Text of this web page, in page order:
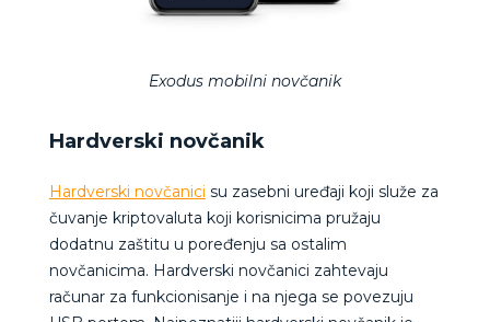
Exodus mobilni novčanik
Hardverski novčanik
Hardverski novčanici su zasebni uređaji koji služe za
čuvanje kriptovaluta koji korisnicima pružaju
dodatnu zaštitu u poređenju sa ostalim
novčanicima. Hardverski novčanici zahtevaju
računar za funkcionisanje i na njega se povezuju